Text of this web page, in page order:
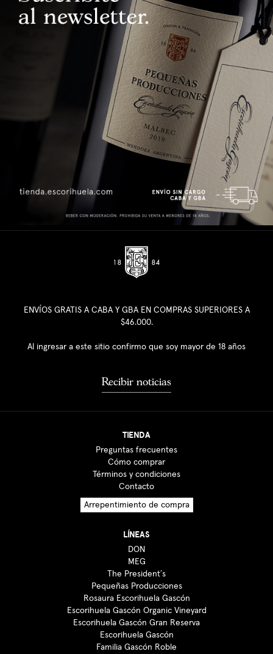
ENVÍOS GRATIS A CABA Y GBA EN COMPRAS SUPERIORES A
$46.000.
Al ingresar a este sitio confirmo que soy mayor de 18 años
Recibir noticias
TIENDA
Preguntas frecuentes
Cómo comprar
Términos y condiciones
Contacto
Arrepentimiento de compra
LÍNEAS
DON
MEG
The President´s
Pequeñas Producciones
Rosaura Escorihuela Gascón
Escorihuela Gascón Organic Vineyard
Escorihuela Gascón Gran Reserva
Escorihuela Gascón
Familia Gascón Roble